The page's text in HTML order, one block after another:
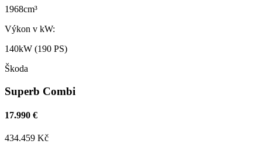
1968cm³
Výkon v kW:
140kW (190 PS)
Škoda
Superb Combi
17.990 €
434.459 Kč